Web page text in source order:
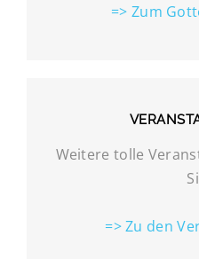
=> Zum
Weitere tolle
=> Zu den